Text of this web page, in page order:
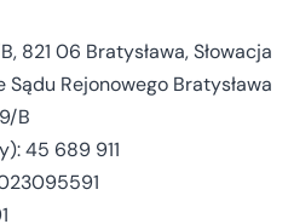
821 06 Bratysława, Słowacja
Rejonowego Bratysława
B
45 689 911